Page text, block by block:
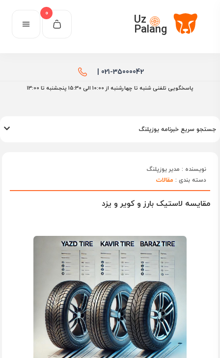
Uz
Palang
0
021-35000042 |
پاسخگویی تلفنی شنبه تا چهارشنبه از 10:00 الی ۱۵:30 پنجشنبه تا 13:00
جستجو سریع خبرنامه یوزپلنگ
نویسنده : مدیر یوزپلنگ
دسته بندی : مقالات
مقایسه لاستیک بارز و کویر و یزد